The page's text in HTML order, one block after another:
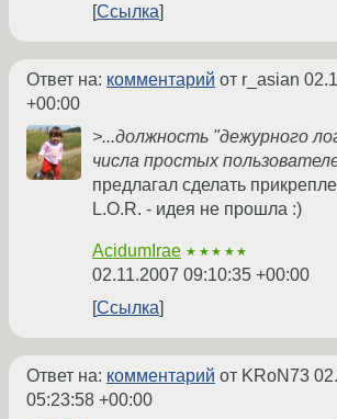
Ссылка
Ответ на: комментарий от r_asian
+00:00
>...должность "дежурного
числа простых
предлагал сделать
L.O.R. - идея не прошла :)
AcidumIrae ★★★★★
02.11.2007 09:10:35 +00:00
Ссылка
Ответ на: комментарий от KRoN73
05:23:58 +00:00